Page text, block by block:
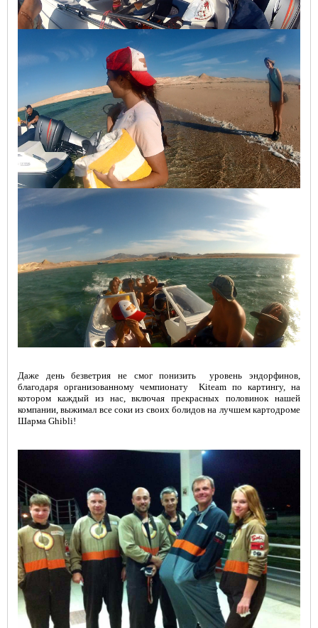
Даже день безветрия не смог понизить уровень эндорфинов,
благодаря организованному чемпионату Kiteam по картингу, на
котором каждый из нас, включая прекрасных половинок нашей
компании, выжимал все соки из своих болидов на лучшем картодроме
Шарма Ghibli!